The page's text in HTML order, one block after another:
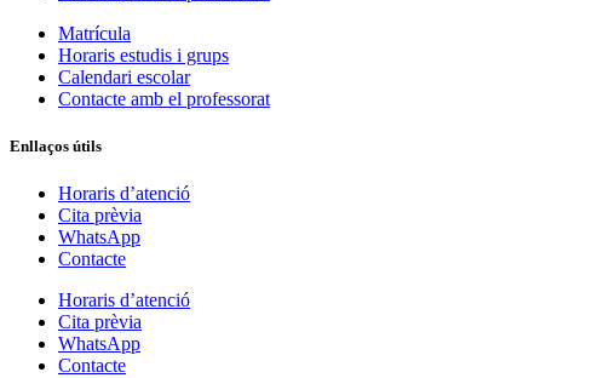
Matrícula
Horaris estudis i grups
Calendari escolar
Contacte amb el professorat
Enllaços útils
Horaris d’atenció
Cita prèvia
WhatsApp
Contacte
Horaris d’atenció
Cita prèvia
WhatsApp
Contacte